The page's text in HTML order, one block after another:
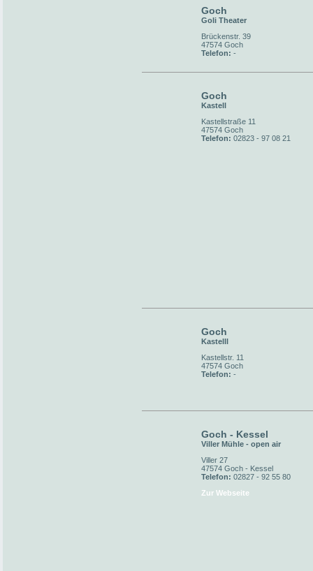
Goch
Goli Theater
Brückenstr. 39
47574 Goch
Telefon: -
Goch
Kastell
Kastellstraße 11
47574 Goch
Telefon: 02823 - 97 08 21
Goch
Kastelll
Kastellstr. 11
47574 Goch
Telefon: -
Goch - Kessel
Viller Mühle - open air
Viller 27
47574 Goch - Kessel
Telefon: 02827 - 92 55 80
Zur Webseite